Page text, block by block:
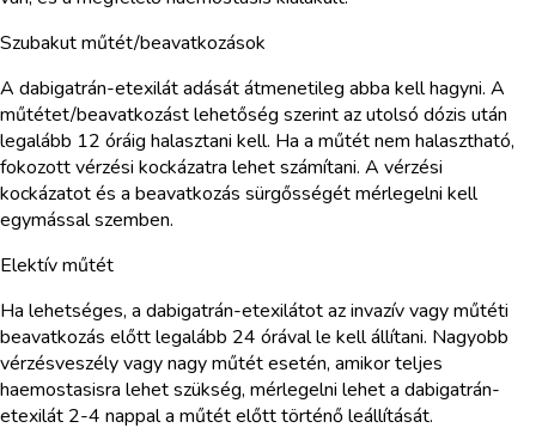
Szubakut műtét/beavatkozások
A dabigatrán-etexilát adását átmenetileg abba kell hagyni. A
műtétet/beavatkozást lehetőség szerint az utolsó dózis után
legalább 12 óráig halasztani kell. Ha a műtét nem halasztható,
fokozott vérzési kockázatra lehet számítani. A vérzési
kockázatot és a beavatkozás sürgősségét mérlegelni kell
egymással szemben.
Elektív műtét
Ha lehetséges, a dabigatrán-etexilátot az invazív vagy műtéti
beavatkozás előtt legalább 24 órával le kell állítani. Nagyobb
vérzésveszély vagy nagy műtét esetén, amikor teljes
haemostasisra lehet szükség, mérlegelni lehet a dabigatrán-
etexilát 2-4 nappal a műtét előtt történő leállítását.